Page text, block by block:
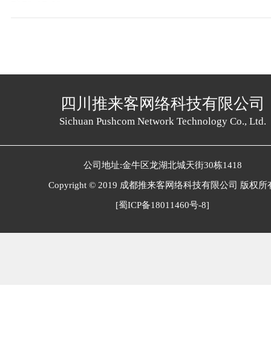
四川推来客网络科技有限公司
Sichuan Pushcom Network Technology Co., Ltd.
公司地址:金牛区龙湖北城天街30栋1418
Copyright © 2019 成都推来客网络科技有限公司 版权所
[蜀ICP备18011460号-8]